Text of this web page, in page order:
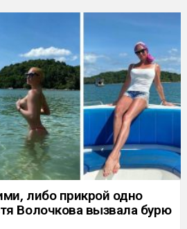
либо прикрой одно
Волочкова вызвала бурю